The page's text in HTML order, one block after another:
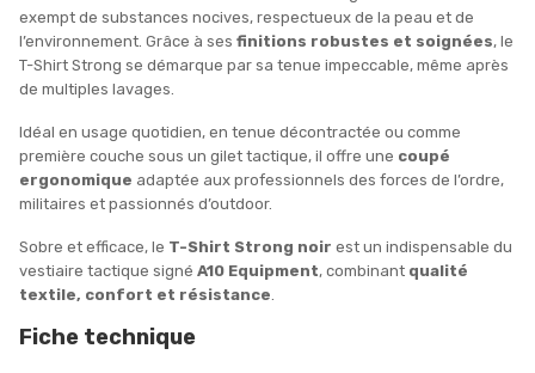
exempt de substances nocives, respectueux de la peau et de
l’environnement. Grâce à ses finitions robustes et soignées, le
T-Shirt Strong se démarque par sa tenue impeccable, même après
de multiples lavages.
Idéal en usage quotidien, en tenue décontractée ou comme
première couche sous un gilet tactique, il offre une coupé
ergonomique adaptée aux professionnels des forces de l’ordre,
militaires et passionnés d’outdoor.
Sobre et efficace, le T-Shirt Strong noir est un indispensable du
vestiaire tactique signé A10 Equipment, combinant qualité
textile, confort et résistance.
Fiche technique